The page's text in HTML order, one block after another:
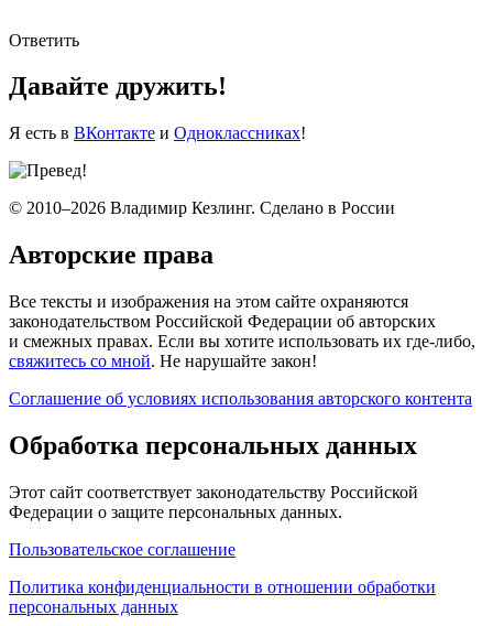
Ответить
Давайте дружить!
Я есть в ВКонтакте и Одноклассниках!
© 2010–2026 Владимир Кезлинг. Сделано в России
Авторские права
Все тексты и изображения на этом сайте охраняются
законодательством Российской Федерации об авторских
и смежных правах. Если вы хотите использовать их где-либо,
свяжитесь со мной. Не нарушайте закон!
Соглашение об условиях использования авторского контента
Обработка персональных данных
Этот сайт соответствует законодательству Российской
Федерации о защите персональных данных.
Пользовательское соглашение
Политика конфиденциальности в отношении обработки
персональных данных